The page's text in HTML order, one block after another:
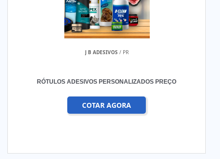
J B ADESIVOS / PR
RÓTULOS ADESIVOS PERSONALIZADOS PREÇO
COTAR AGORA